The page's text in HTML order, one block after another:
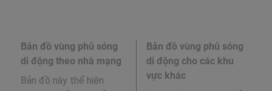
Bản đồ vùng phủ sóng
di động theo nhà mạng
Bản đồ này thể hiện
Bản đồ vùng phủ sóng
di động cho các khu
vực khác